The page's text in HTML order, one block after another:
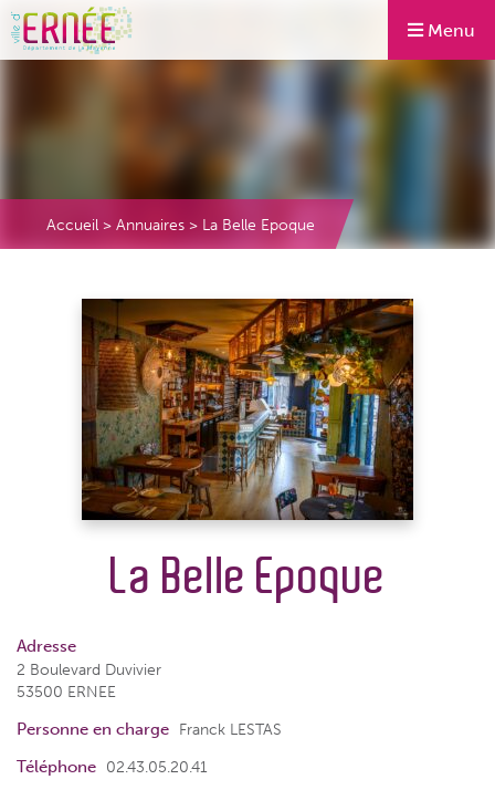
Menu
Accueil > Annuaires > La Belle Epoque
La Belle Epoque
Adresse
2 Boulevard Duvivier
53500 ERNEE
Personne en charge Franck LESTAS
Téléphone 02.43.05.20.41